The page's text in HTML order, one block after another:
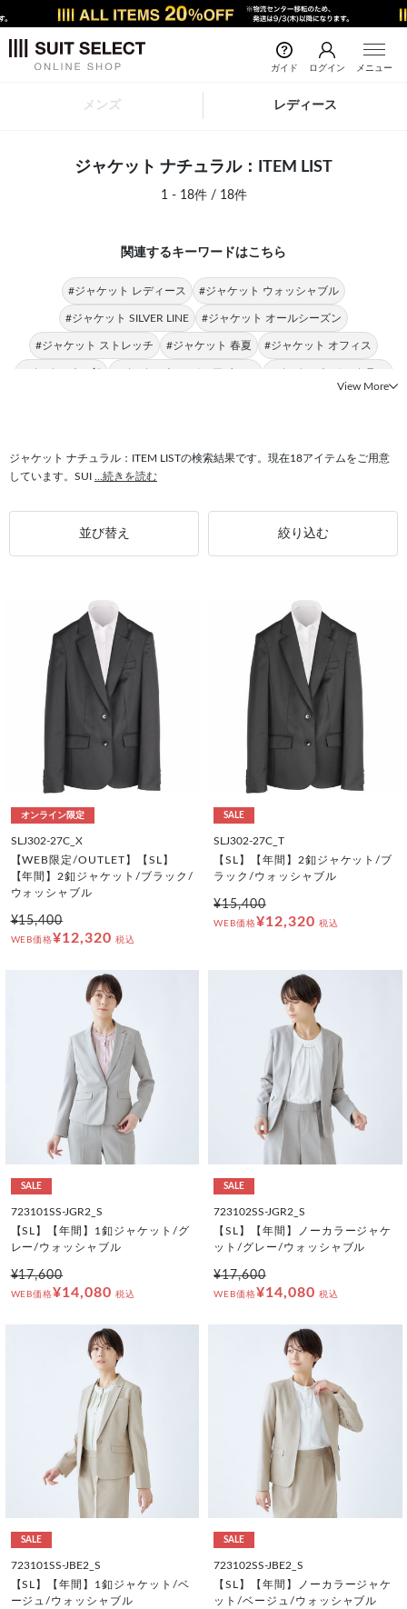
ガイド ログイン メニュー
メンズ レディース
ジャケット ナチュラル：ITEM LIST
1 - 18件 / 18件
関連するキーワードはこちら
#ジャケット レディース #ジャケット ウォッシャブル
#ジャケット SILVER LINE #ジャケット オールシーズン
#ジャケット ストレッチ #ジャケット 春夏 #ジャケット オフィス
#ジャケット 1釦 #ジャケット 4Sノンアイロン #ジャケット ノーカラー
#ナチュラル セットアップ対応 #スーツ ナチュラル
#ワイドパンツ ナチュラル
View More
ジャケット ナチュラル：ITEM LISTの検索結果です。現在18アイテムをご用意
しています。SUI
...続きを読む
並び替え 絞り込む
オンライン限定
SLJ302-27C_X
【WEB限定/OUTLET】【SL】
【年間】2釦ジャケット/ブラック/
ウォッシャブル
¥15,400
WEB価格¥12,320 税込
SALE
SLJ302-27C_T
【SL】【年間】2釦ジャケット/ブ
ラック/ウォッシャブル
¥15,400
WEB価格¥12,320 税込
SALE
723101SS-JGR2_S
【SL】【年間】1釦ジャケット/グ
レー/ウォッシャブル
¥17,600
WEB価格¥14,080 税込
SALE
723102SS-JGR2_S
【SL】【年間】ノーカラージャケ
ット/グレー/ウォッシャブル
¥17,600
WEB価格¥14,080 税込
SALE
723101SS-JBE2_S
【SL】【年間】1釦ジャケット/ベ
ージュ/ウォッシャブル
SALE
723102SS-JBE2_S
【SL】【年間】ノーカラージャケ
ット/ベージュ/ウォッシャブル